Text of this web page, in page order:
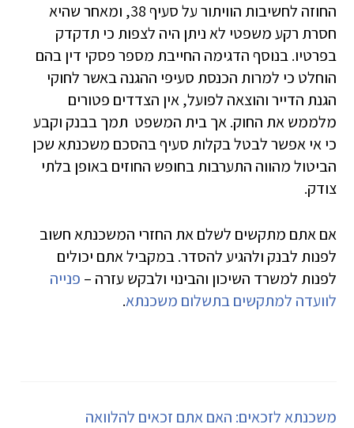
החוזה לחשיבות הוויתור על סעיף 38, ומאחר שהיא
חסרת רקע משפטי לא ניתן היה לצפות כי תדקדק
בפרטיו. בנוסף הדגימה החייבת מספר פסקי דין בהם
הוחלט כי למרות הכנסת סעיפי ההגנה באשר לחוקי
הגנת הדייר והוצאה לפועל, אין הצדדים פטורים
מלממש את החוק. אך בית המשפט תמך בבנק וקבע
כי אי אפשר לבטל בקלות סעיף בהסכם משכנתא שכן
הביטול מהווה התערבות בחופש החוזים באופן בלתי
צודק.
אם אתם מתקשים לשלם את החזרי המשכנתא חשוב
לפנות לבנק ולהגיע להסדר. במקביל אתם יכולים
לפנות למשרד השיכון והבינוי ולבקש עזרה – פנייה
לוועדה למתקשים בתשלום משכנתא.
משכנתא לזכאים: האם אתם זכאים להלוואה